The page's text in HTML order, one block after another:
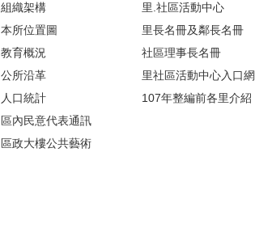
組織架構
本所位置圖
教育概況
公所沿革
人口統計
區內民意代表通訊
區政大樓公共藝術
里.社區活動中心
里長名冊及鄰長名冊
社區理事長名冊
里社區活動中心入口網
107年整編前各里介紹